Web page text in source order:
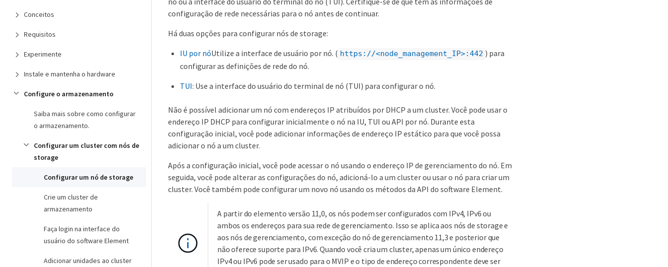
Conceitos
Requisitos
Experimente
Instale e mantenha o hardware
Configure o armazenamento
Saiba mais sobre como configurar
o armazenamento.
Configurar um cluster com nós de
storage
Configurar um nó de storage
Crie um cluster de
armazenamento
Faça login na interface do
usuário do software Element
Adicionar unidades ao cluster
configuração de rede necessárias para o nó antes de continuar.
Há duas opções para configurar nós de storage:
IU por nóUtilize a interface de usuário por nó. ( https://<node_management_IP>:442 ) para
configurar as definições de rede do nó.
TUI: Use a interface do usuário do terminal de nó (TUI) para configurar o nó.
Não é possível adicionar um nó com endereços IP atribuídos por DHCP a um cluster. Você pode usar o
endereço IP DHCP para configurar inicialmente o nó na IU, TUI ou API por nó. Durante esta
configuração inicial, você pode adicionar informações de endereço IP estático para que você possa
adicionar o nó a um cluster.
Após a configuração inicial, você pode acessar o nó usando o endereço IP de gerenciamento do nó. Em
seguida, você pode alterar as configurações do nó, adicioná-lo a um cluster ou usar o nó para criar um
cluster. Você também pode configurar um novo nó usando os métodos da API do software Element.
A partir do elemento versão 11,0, os nós podem ser configurados com IPv4, IPv6 ou
ambos os endereços para sua rede de gerenciamento. Isso se aplica aos nós de storage e
aos nós de gerenciamento, com exceção do nó de gerenciamento 11,3 e posterior que
não oferece suporte para IPv6. Quando você cria um cluster, apenas um único endereço
IPv4 ou IPv6 pode ser usado para o MVIP e o tipo de endereço correspondente deve ser